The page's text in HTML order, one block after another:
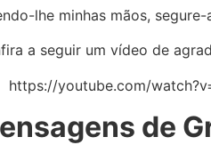
lhe minhas mãos,
a seguir um vídeo de
https://youtube.com/
de